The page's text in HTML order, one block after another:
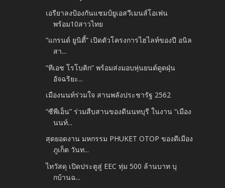
เอรียาลงป้องกันแชมป์ยูเอสวีเมนส์โอเพ่น
พร้อม10สาวไทย
“แกรนด์ ยูนิตี้” เปิดตัวโครงการไฮไลท์ของปี อนิล
สา...
“ทีเอช โรโบติก” พร้อมส่งมอบหุ่นยนต์ดูดฝุ่น
อัจฉริยะ...
เมืองนนท์ร่วมใจ สานพลังประชารัฐ 2562
“ซีพีเอ็น” ร่วมสืบสานของดีนนทบุรี ในงาน “เมือง
นนท์...
สุดยอดงาน มหกรรม PHUKET OTOP ของดีเมือง
ภูเก็ต วันท...
ไทวัสดุ เปิดประตูสู่ EEC ทุ่ม 500 ล้านบาท บุ
กบ้านฉ...